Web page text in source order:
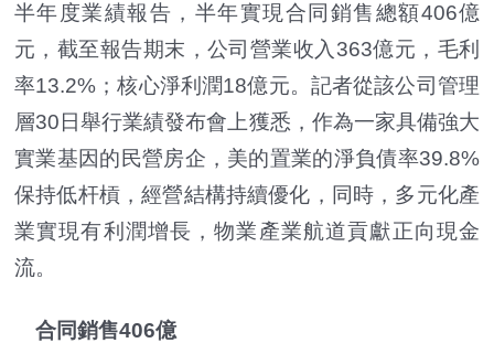
半年度業績報告，半年實現合同銷售總額406億
元，截至報告期末，公司營業收入363億元，毛利
率13.2%；核心淨利潤18億元。記者從該公司管理
層30日舉行業績發布會上獲悉，作為一家具備強大
實業基因的民營房企，美的置業的淨負債率39.8%
保持低杆槓，經營結構持續優化，同時，多元化產
業實現有利潤增長，物業產業航道貢獻正向現金
流。
合同銷售406億